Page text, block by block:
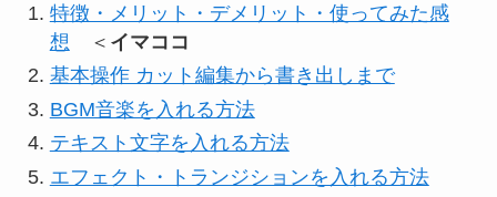
特徴・メリット・デメリット・使ってみた感
想 ＜ イマココ
基本操作 カット編集から書き出しまで
BGM音楽を入れる方法
テキスト文字を入れる方法
エフェクト・トランジションを入れる方法